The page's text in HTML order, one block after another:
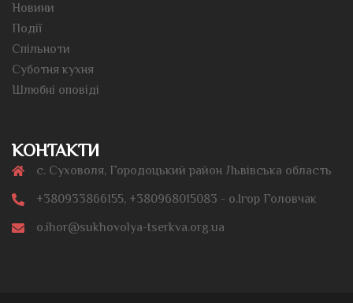
Новини
Події
Спільноти
Суботня кухня
Шлюбні оповіді
КОНТАКТИ
с. Суховоля, Городоцький район Львівська область
+380933866155, +380968015083 - о.Ігор Головчак
o.ihor@sukhovolya-tserkva.org.ua